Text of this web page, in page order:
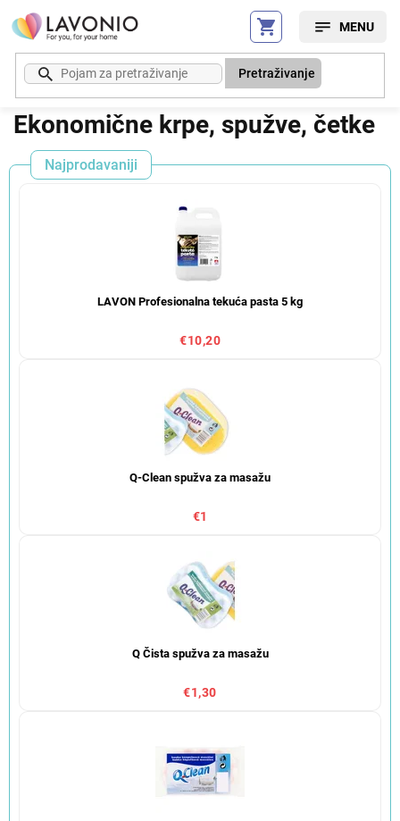
Preskoči
na
sadržaj
Pretraživanje
Ekonomične krpe, spužve, četke
Najprodavaniji
LAVON Profesionalna tekuća pasta 5 kg
€10,20
Q-Clean spužva za masažu
€1
Q Čista spužva za masažu
€1,30